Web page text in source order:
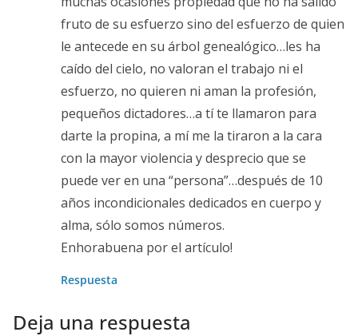
fruto de su esfuerzo sino del esfuerzo de quien
le antecede en su árbol genealógico…les ha
caído del cielo, no valoran el trabajo ni el
esfuerzo, no quieren ni aman la profesión,
pequeños dictadores…a tí te llamaron para
darte la propina, a mí me la tiraron a la cara
con la mayor violencia y desprecio que se
puede ver en una “persona”…después de 10
años incondicionales dedicados en cuerpo y
alma, sólo somos números.
Enhorabuena por el artículo!
Respuesta
Deja una respuesta